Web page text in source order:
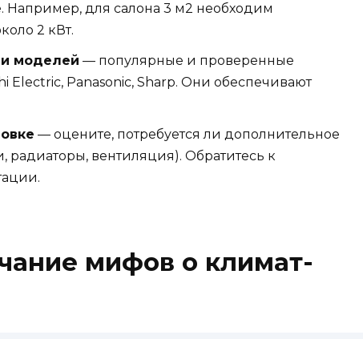
Например, для салона 3 м2 необходим
2 кВт.
моделей — популярные и проверенные
Electric, Panasonic, Sharp. Они обеспечивают
— оцените, потребуется ли дополнительное
радиаторы, вентиляция). Обратитесь к
мифов о климат-